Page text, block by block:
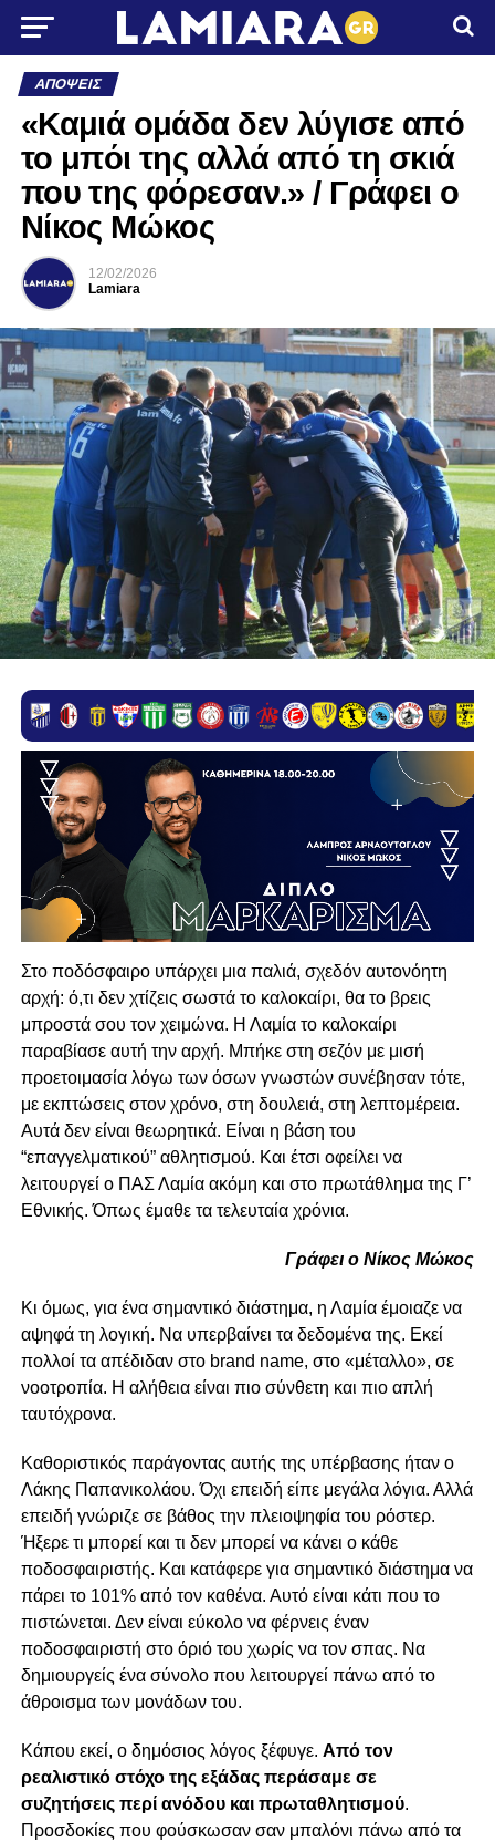
ΑΠΌΨΕΙΣ
«Καμιά ομάδα δεν λύγισε από
το μπόι της αλλά από τη σκιά
που της φόρεσαν.» / Γράφει ο
Νίκος Μώκος
12/02/2026
Lamiara
Στο ποδόσφαιρο υπάρχει μια παλιά, σχεδόν αυτονόητη
αρχή: ό,τι δεν χτίζεις σωστά το καλοκαίρι, θα το βρεις
μπροστά σου τον χειμώνα. Η Λαμία το καλοκαίρι
παραβίασε αυτή την αρχή. Μπήκε στη σεζόν με μισή
προετοιμασία λόγω των όσων γνωστών συνέβησαν τότε,
με εκπτώσεις στον χρόνο, στη δουλειά, στη λεπτομέρεια.
Αυτά δεν είναι θεωρητικά. Είναι η βάση του
“επαγγελματικού” αθλητισμού. Και έτσι οφείλει να
λειτουργεί ο ΠΑΣ Λαμία ακόμη και στο πρωτάθλημα της Γ’
Εθνικής. Όπως έμαθε τα τελευταία χρόνια.
Γράφει ο Νίκος Μώκος
Κι όμως, για ένα σημαντικό διάστημα, η Λαμία έμοιαζε να
αψηφά τη λογική. Να υπερβαίνει τα δεδομένα της. Εκεί
πολλοί τα απέδιδαν στο brand name, στο «μέταλλο», σε
νοοτροπία. Η αλήθεια είναι πιο σύνθετη και πιο απλή
ταυτόχρονα.
Καθοριστικός παράγοντας αυτής της υπέρβασης ήταν ο
Λάκης Παπανικολάου. Όχι επειδή είπε μεγάλα λόγια. Αλλά
επειδή γνώριζε σε βάθος την πλειοψηφία του ρόστερ.
Ήξερε τι μπορεί και τι δεν μπορεί να κάνει ο κάθε
ποδοσφαιριστής. Και κατάφερε για σημαντικό διάστημα να
πάρει το 101% από τον καθένα. Αυτό είναι κάτι που το
πιστώνεται. Δεν είναι εύκολο να φέρνεις έναν
ποδοσφαιριστή στο όριό του χωρίς να τον σπας. Να
δημιουργείς ένα σύνολο που λειτουργεί πάνω από το
άθροισμα των μονάδων του.
Κάπου εκεί, ο δημόσιος λόγος ξέφυγε. Από τον
ρεαλιστικό στόχο της εξάδας περάσαμε σε
συζητήσεις περί ανόδου και πρωταθλητισμού.
Προσδοκίες που φούσκωσαν σαν μπαλόνι πάνω από τα